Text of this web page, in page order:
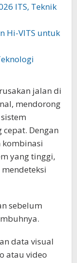
ITS, Teknik
Hi-VITS untuk
jalan di
mendorong
Dengan
yang tinggi,
sebelum
data visual
atau video